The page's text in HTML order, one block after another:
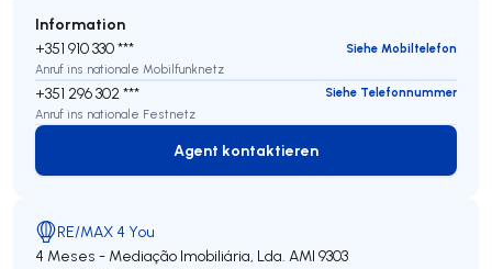
Information
+351 910 330 ***
Siehe Mobiltelefon
Anruf ins nationale Mobilfunknetz
+351 296 302 ***
Siehe Telefonnummer
Anruf ins nationale Festnetz
Agent kontaktieren
Agent kontaktieren
RE/MAX 4 You
4 Meses - Mediação Imobiliária, Lda. AMI 9303